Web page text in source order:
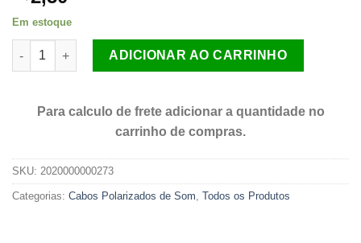
Em estoque
Cabo Fio Para Som 4mm (10) 2×4mm Paralelo Cristal Por
ADICIONAR AO CARRINHO
Para calculo de frete adicionar a quantidade no
carrinho de compras.
SKU: 2020000000273
Categorias: Cabos Polarizados de Som Todos os Produtos